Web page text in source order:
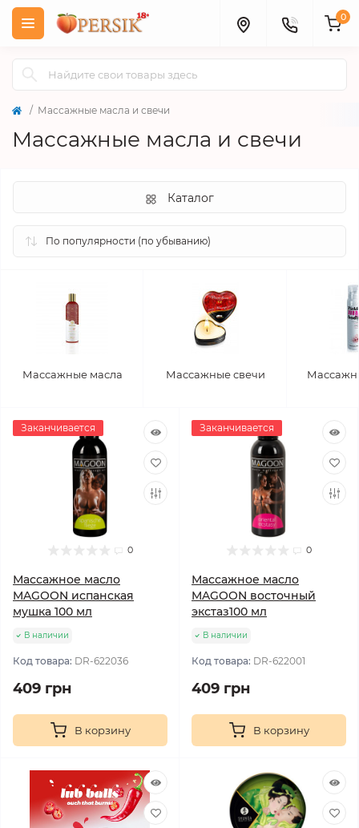
0
Массажные масла и свечи
Массажные масла и свечи
Каталог
Массажные масла Массажные свечи
Заканчивается
0
Массажное масло
MAGOON испанская
мушка 100 мл
В наличии
Код товара: DR-622036
409 грн
В корзину
Заканчивается
0
Массажное масло
MAGOON восточный
экстаз100 мл
В наличии
Код товара: DR-622001
409 грн
В корзину